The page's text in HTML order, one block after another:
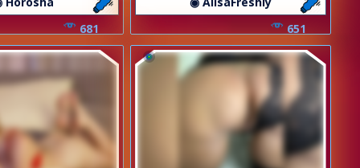
681
651